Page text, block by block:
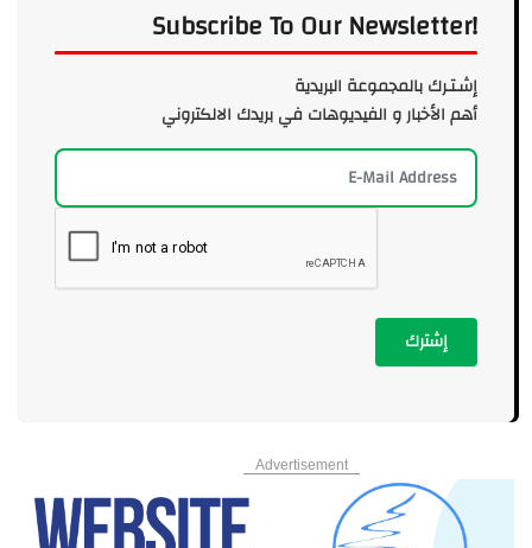
Subscribe To Our Newsletter!
إشـتـرك بالمجموعة البريدية
أهم الأخبار و الفيديوهات في بريدك الالكتروني
إشترك
Advertisement